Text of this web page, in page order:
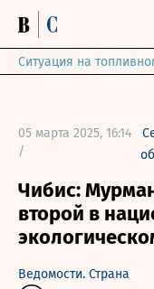
Ситуация на
05 марта 2025, 16:14
/
Чибис:
второй в
Ведомости. Страна